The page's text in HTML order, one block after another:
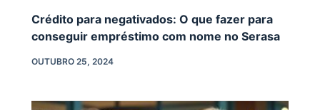
Crédito para negativados: O que fazer para
conseguir empréstimo com nome no Serasa
OUTUBRO 25, 2024